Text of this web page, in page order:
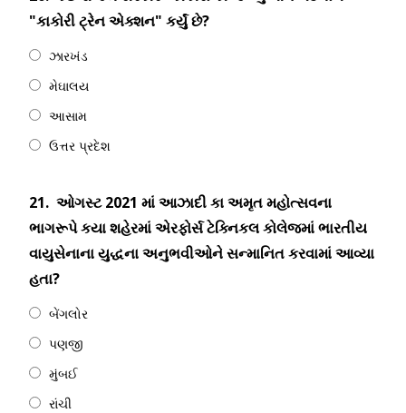
"કાકોરી ટ્રેન એક્શન" કર્યું છે?
ઝારખંડ
મેઘાલય
આસામ
ઉત્તર પ્રદેશ
21. ઓગસ્ટ 2021 માં આઝાદી કા અમૃત મહોત્સવના
ભાગરૂપે કયા શહેરમાં એરફોર્સ ટેક્નિકલ કોલેજમાં ભારતીય
વાયુસેનાના યુદ્ધના અનુભવીઓને સન્માનિત કરવામાં આવ્યા
હતા?
બેંગલોર
પણજી
મુંબઈ
રાંચી